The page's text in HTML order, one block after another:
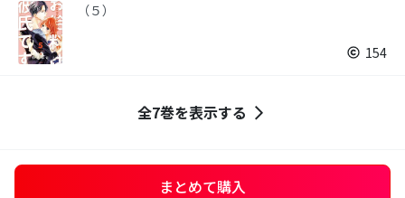
（５）
154
全7巻を表示する
まとめて購入